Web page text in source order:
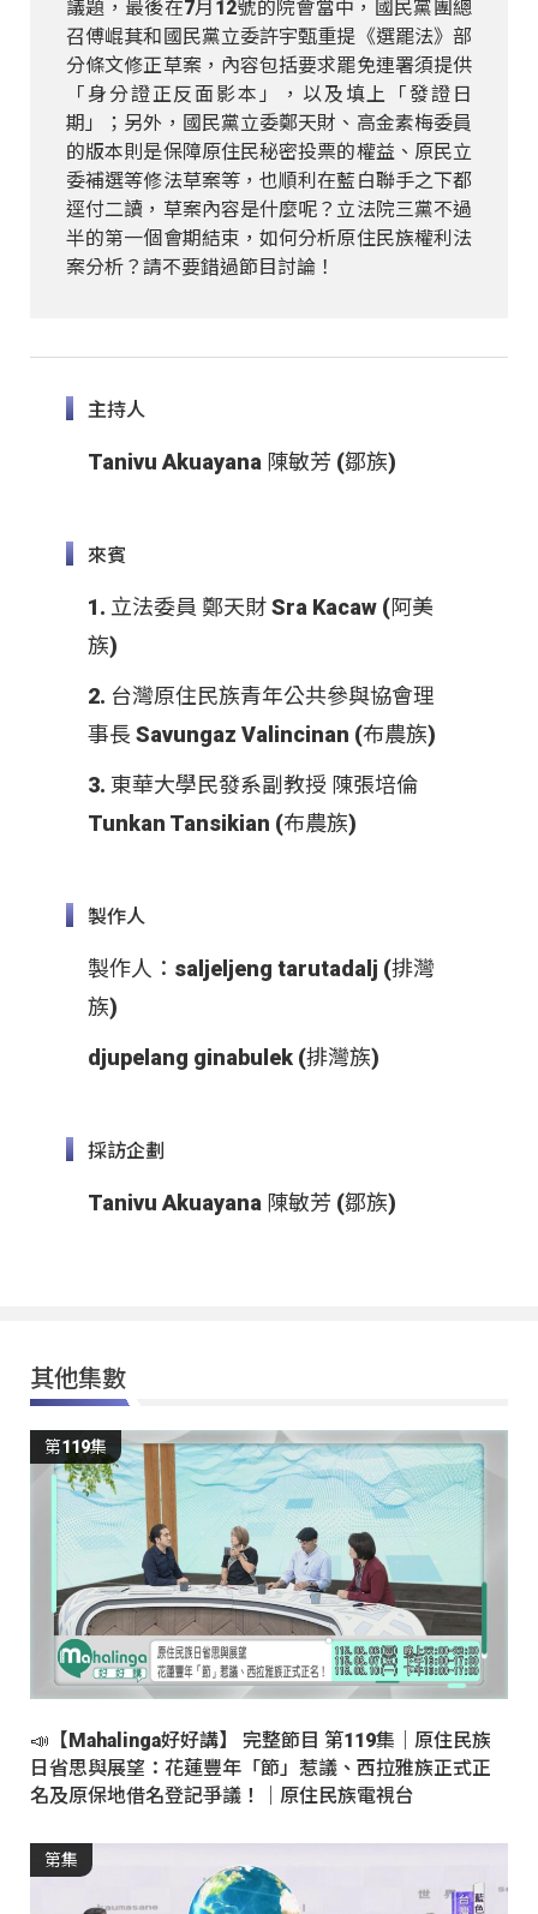
議題，最後在7月12號的院會當中，國民黨團總
召傅崐萁和國民黨立委許宇甄重提《選罷法》部
分條文修正草案，內容包括要求罷免連署須提供
「身分證正反面影本」，以及填上「發證日
期」；另外，國民黨立委鄭天財、高金素梅委員
的版本則是保障原住民秘密投票的權益、原民立
委補選等修法草案等，也順利在藍白聯手之下都
逕付二讀，草案內容是什麼呢？立法院三黨不過
半的第一個會期結束，如何分析原住民族權利法
案分析？請不要錯過節目討論！
主持人
Tanivu Akuayana 陳敏芳 (鄒族)
來賓
1. 立法委員 鄭天財 Sra Kacaw (阿美
族)
2. 台灣原住民族青年公共參與協會理
事長 Savungaz Valincinan (布農族)
3. 東華大學民發系副教授 陳張培倫
Tunkan Tansikian (布農族)
製作人
製作人：saljeljeng tarutadalj (排灣
族)
djupelang ginabulek (排灣族)
採訪企劃
Tanivu Akuayana 陳敏芳 (鄒族)
其他集數
第119集
📣【Mahalinga好好講】 完整節目 第119集｜原住民族
日省思與展望：花蓮豐年「節」惹議、西拉雅族正式正
名及原保地借名登記爭議！｜原住民族電視台
第集